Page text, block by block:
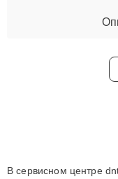
В сервисном центре